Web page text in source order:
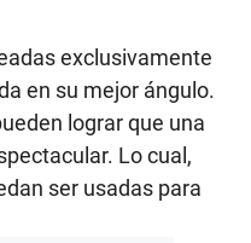
exclusivamente
en su mejor ángulo.
lograr que una
Lo cual,
ser usadas para